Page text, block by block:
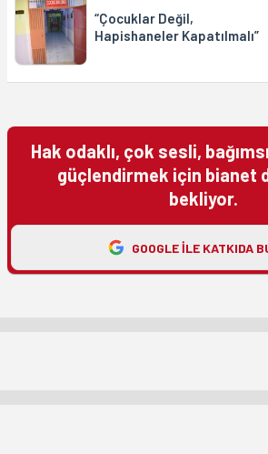
“Çocuklar Değil,
Hapishaneler Kapatılmalı”
Hak odaklı, çok sesli,
güçlendirmek için bianet
bekliyor.
GOOGLE ILE KATKIDA